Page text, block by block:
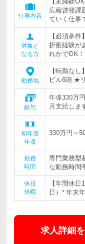
仕事内容
広報啓発課
ていく仕事
対象と
なる方
【必須条
折衝経験が
れかでOK！
勤務地
【転勤な
ビル6階 ★
給与
年俸330万
月支給しま
初年度
年収
330万円～
勤務
時間
専門業務型
な勤務時間
休日
休暇
【年間休
日）* 年末
求人詳細